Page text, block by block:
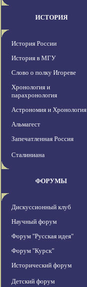
ИСТОРИЯ
История России
История в МГУ
Слово о полку Игореве
Хронология и
парахронология
Астрономия и Хронология
Альмагест
Запечатленная Россия
Сталиниана
ФОРУМЫ
Дискуссионный клуб
Научный форум
Форум "Русская идея"
Форум "Курск"
Исторический форум
Детский форум